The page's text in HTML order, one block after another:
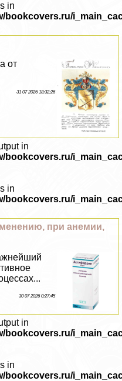
in
bookcovers.ru/
от
31 07 2026 18:32:26
in
bookcovers.ru/
in
bookcovers.ru/
при анемии,
30 07 2026 0:27:45
in
bookcovers.ru/
in
bookcovers.ru/